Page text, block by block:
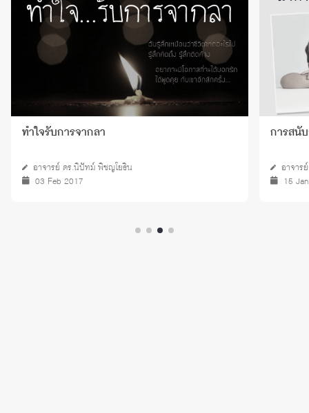
ทำใจรับการจากลา
อาจารย์ ดร.นิปัทม์ พิชญโยธิน
03 Feb 2017
การสนั
อาจาร
15